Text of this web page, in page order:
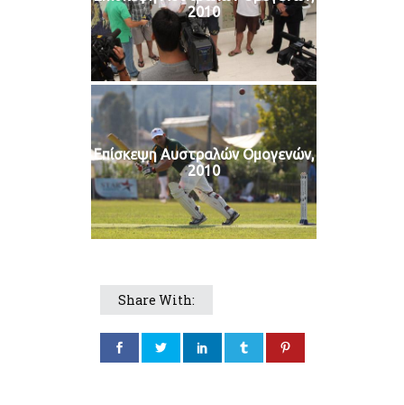
2010
Επίσκεψη Αυστραλών Ομογενών,
2010
Share With: